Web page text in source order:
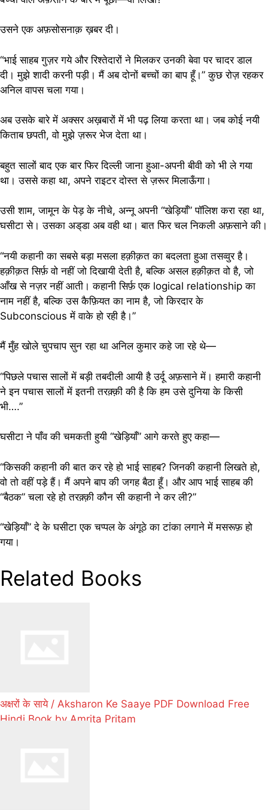
उसने एक अफ़सोसनाक़ ख़बर दी।
“भाई साहब गुज़र गये और रिश्तेदारों ने मिलकर उनकी बेवा पर चादर डाल
दी। मुझे शादी करनी पड़ी। मैं अब दोनों बच्चों का बाप हूँ।” कुछ रोज़ रहकर
अनिल वापस चला गया।
अब उसके बारे में अक्सर अख़बारों में भी पढ़ लिया करता था। जब कोई नयी
किताब छपती, वो मुझे ज़रूर भेज देता था।
बहुत सालों बाद एक बार फिर दिल्ली जाना हुआ-अपनी बीवी को भी ले गया
था। उससे कहा था, अपने राइटर दोस्त से ज़रूर मिलाऊँगा।
उसी शाम, जामून के पेड़ के नीचे, अन्नू अपनी “खेड़ियाँ” पॉलिश करा रहा था,
घसीटा से। उसका अड्‌डा अब वही था। बात फिर चल निकली अफ़साने की।
“नयी कहानी का सबसे बड़ा मसला हक़ीक़त का बदलता हुआ तसव्वुर है।
हक़ीक़त सिर्फ़ वो नहीं जो दिखायी देती है, बल्कि असल हक़ीक़त वो है, जो
आँख से नज़र नहीं आती। कहानी सिर्फ़ एक logical relationship का
नाम नहीं है, बल्कि उस कैफ़ियत का नाम है, जो किरदार के
Subconscious में वाके हो रही है।”
मैं मुँह खोले चुपचाप सुन रहा था अनिल कुमार कहे जा रहे थे—
“पिछले पचास सालों में बड़ी तबदीली आयी है उर्दू अफ़साने में। हमारी कहानी
ने इन पचास सालों में इतनी तरक़्क़ी की है कि हम उसे दुनिया के किसी
भी….”
घसीटा ने पाँव की चमकती हुयी “खेड़ियाँ” आगे करते हुए कहा—
“किसकी कहानी की बात कर रहे हो भाई साहब? जिनकी कहानी लिखते हो,
वो तो वहीं पड़े हैं। मैं अपने बाप की जगह बैठा हूँ। और आप भाई साहब की
“बैठक” चला रहे हो तरक़्क़ी कौन सी कहानी ने कर ली?”
“खेड़ियाँ” दे के घसीटा एक चप्पल के अंगूठे का टांका लगाने में मसरूफ़ हो
गया।
Related Books
अक्षरों के साये / Aksharon Ke Saaye PDF Download Free
Hindi Book by Amrita Pritam